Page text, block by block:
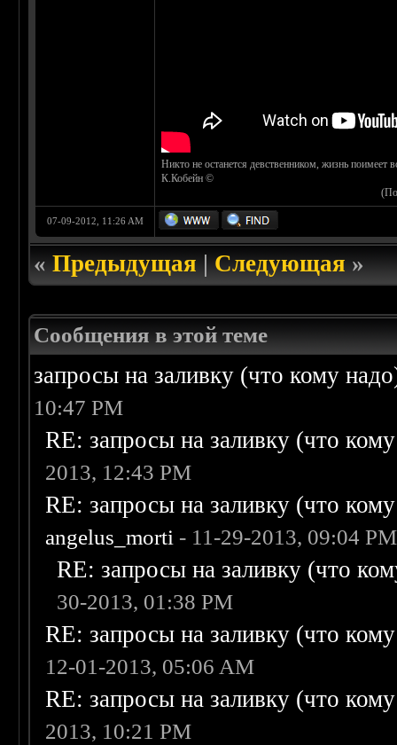
Никто не останется девственником, жизнь поимеет
К.Кобейн ©
07-09-2012, 11:26 AM
«Предыдущая|Следующая»
Сообщения в этой теме
запросы на заливку (что кому
10:47 PM
RE: запросы на заливку (что
2013, 12:43 PM
RE: запросы на заливку (что
angelus_morti - 11-29-2013, 09:04 PM
RE: запросы на заливку (что
30-2013, 01:38 PM
RE: запросы на заливку (что
12-01-2013, 05:06 AM
RE: запросы на заливку (что
2013, 10:21 PM